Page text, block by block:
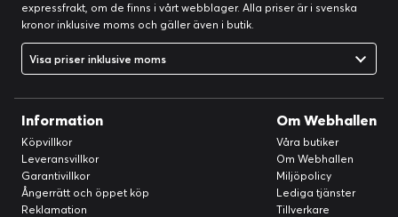
expressfrakt, om de finns i vårt webblager. Alla priser är i svenska
kronor inklusive moms och gäller även i butik.
Visa priser inklusive moms
Information
Köpvillkor
Leveransvillkor
Garantivillkor
Ångerrätt och öppet köp
Reklamation
Om Webhallen
Våra butiker
Om Webhallen
Miljöpolicy
Lediga tjänster
Tillverkare